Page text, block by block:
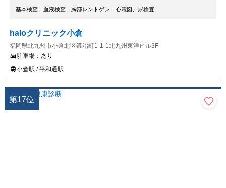
基本検査、血液検査、胸部レントゲン、心電図、尿検査
haloクリニック小倉
福岡県北九州市小倉北区鍛冶町1-1-1北九州東洋ビル3F
駐車場： あり
小倉駅 / 平和通駅
第17位